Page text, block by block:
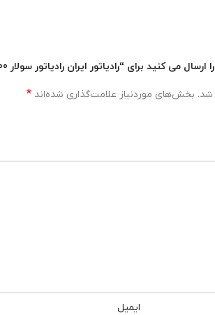
می کنید برای “رادیاتور ایران رادیاتور سولار 500”
شد. بخش‌های موردنیاز علامت‌گذاری شده‌اند *
ایمیل